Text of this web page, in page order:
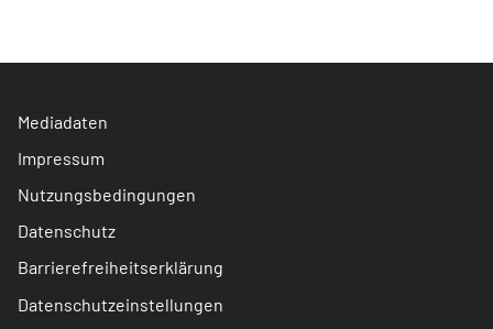
Mediadaten
Impressum
Nutzungsbedingungen
Datenschutz
Barrierefreiheitserklärung
Datenschutzeinstellungen